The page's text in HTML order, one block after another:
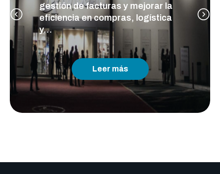
gestión de facturas y mejorar la
eficiencia en compras, logística
y...
Leer más